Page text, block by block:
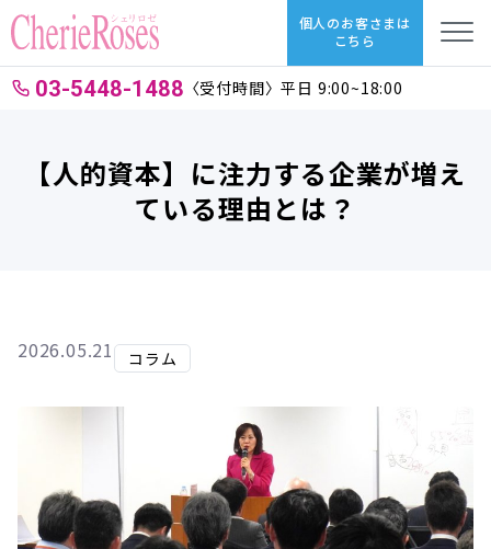
個人のお客さまは
こちら
03-5448-1488 〈受付時間〉平日 9:00~18:00
【人的資本】に注力する企業が増え
ている理由とは？
2026.05.21 コラム